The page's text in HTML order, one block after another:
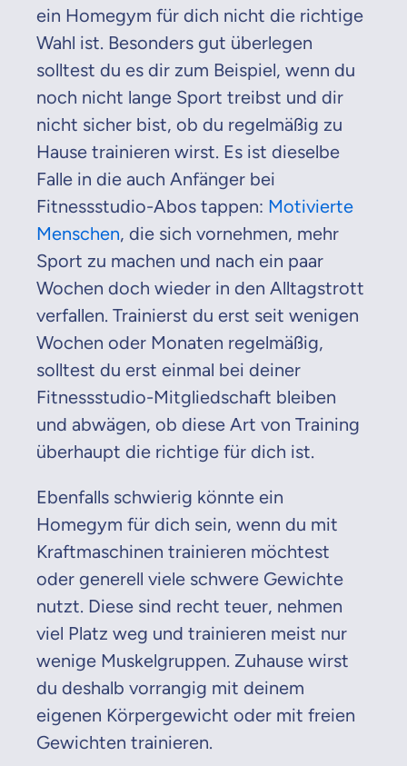
ein Homegym für dich nicht die richtige
Wahl ist. Besonders gut überlegen
solltest du es dir zum Beispiel, wenn du
noch nicht lange Sport treibst und dir
nicht sicher bist, ob du regelmäßig zu
Hause trainieren wirst. Es ist dieselbe
Falle in die auch Anfänger bei
Fitnessstudio-Abos tappen: Motivierte
Menschen, die sich vornehmen, mehr
Sport zu machen und nach ein paar
Wochen doch wieder in den Alltagstrott
verfallen. Trainierst du erst seit wenigen
Wochen oder Monaten regelmäßig,
solltest du erst einmal bei deiner
Fitnessstudio-Mitgliedschaft bleiben
und abwägen, ob diese Art von Training
überhaupt die richtige für dich ist.
Ebenfalls schwierig könnte ein
Homegym für dich sein, wenn du mit
Kraftmaschinen trainieren möchtest
oder generell viele schwere Gewichte
nutzt. Diese sind recht teuer, nehmen
viel Platz weg und trainieren meist nur
wenige Muskelgruppen. Zuhause wirst
du deshalb vorrangig mit deinem
eigenen Körpergewicht oder mit freien
Gewichten trainieren.